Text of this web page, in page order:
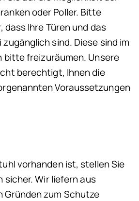
oder Poller. Bitte
dass Ihre Türen und das
sind. Diese sind im
bitte freizuräumen. Unsere
berechtigt, Ihnen die
Voraussetzungen
vorhanden ist, stellen Sie
sicher. Wir liefern aus
zum Schutze